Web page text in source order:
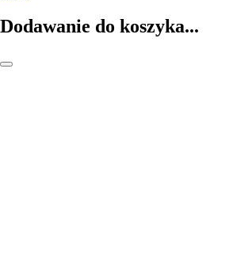
Dodawanie do koszyka...